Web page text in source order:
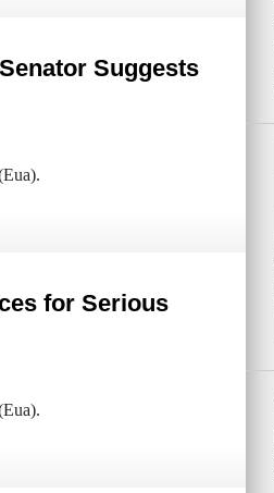
Suggests
for Serious